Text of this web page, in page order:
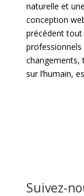
naturelle et
conception
précédent tout
professionnels
changements,
sur l’humain,
Suivez-